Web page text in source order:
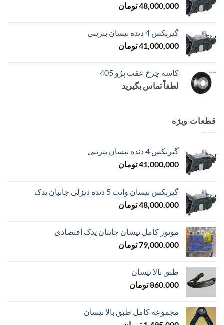
48,000,000تومان
گیربکس 4 دنده نیسان بنزینی
41,000,000تومان
کاسه چرخ عقب پژو 405
لطفاً تماس بگیرید
قطعات ویژه
گیربکس 4 دنده نیسان بنزینی
41,000,000تومان
گیربکس نیسان وانت 5 دنده دیزلی جانبان یدک
48,000,000تومان
موتور کامل نیسان جانبان یدک اقتصادی
79,000,000تومان
طبق بالا نیسان
860,000تومان
مجموعه کامل طبق بالا نیسان